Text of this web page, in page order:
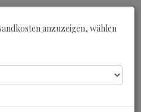
anzuzeigen, wählen